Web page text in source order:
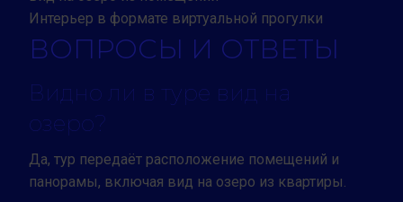
Интерьер в формате виртуальной прогулки
ВОПРОСЫ И ОТВЕТЫ
Видно ли в туре вид на
озеро?
Да, тур передаёт расположение помещений и
панорамы, включая вид на озеро из квартиры.